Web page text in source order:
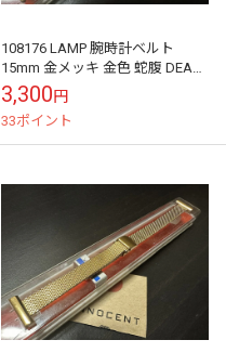
108176 LAMP 腕時計ベルト
15mm 金メッキ 金色 蛇腹 DEAD
STOCK
3,300円
33ポイント